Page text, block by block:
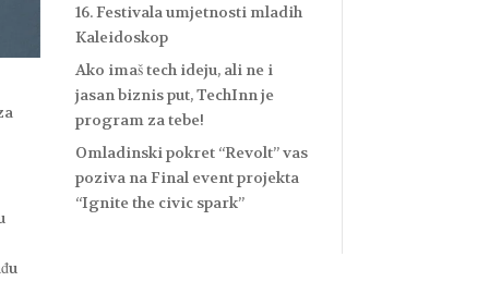
16. Festivala umjetnosti mladih
Kaleidoskop
Ako imaš tech ideju, ali ne i
jasan biznis put, TechInn je
program za tebe!
Omladinski pokret “Revolt” vas
poziva na Final event projekta
“Ignite the civic spark”